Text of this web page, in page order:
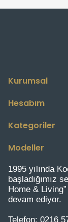
Kurumsal
Hesabım
Kategoriler
Modeller
1995 yılında
başladığımız
Home &
devam ediyor.
Telefon: 0216